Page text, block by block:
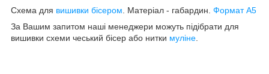
Схема для вишивки бісером . Матеріал - габардин. Формат А5
За Вашим запитом наші менеджери можуть підібрати для
вишивки схеми чеський бісер або нитки муліне